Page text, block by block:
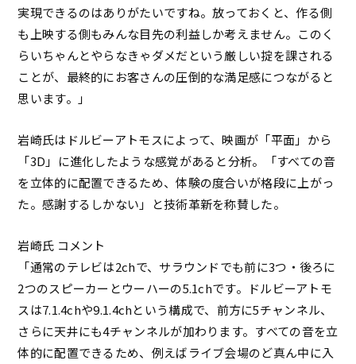
実現できるのはありがたいですね。放っておくと、作る側
も上映する側もみんな目先の利益しか考えません。このく
らいちゃんとやらなきゃダメだという厳しい掟を課される
ことが、最終的にお客さんの圧倒的な満足感につながると
思います。」
岩崎氏はドルビーアトモスによって、映画が「平面」から
「3D」に進化したような感覚があると分析。「すべての音
を立体的に配置できるため、体験の度合いが格段に上がっ
た。感謝するしかない」と技術革新を称賛した。
岩崎氏 コメント
​​「通常のテレビは2chで、サラウンドでも前に3つ・後ろに
2つのスピーカーとウーハーの5.1chです。ドルビーアトモ
スは7.1.4chや9.1.4chという構成で、前方に5チャンネル、
さらに天井にも4チャンネルが加わります。すべての音を立
体的に配置できるため、例えばライブ会場のど真ん中に入